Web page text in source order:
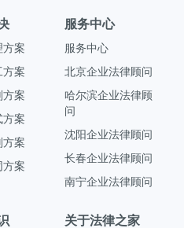
方案
方案
方案
方案
方案
方案
服务中心
服务中心
北京企业法律顾问
哈尔滨企业法律顾
问
沈阳企业法律顾问
长春企业法律顾问
南宁企业法律顾问
关于法律之家